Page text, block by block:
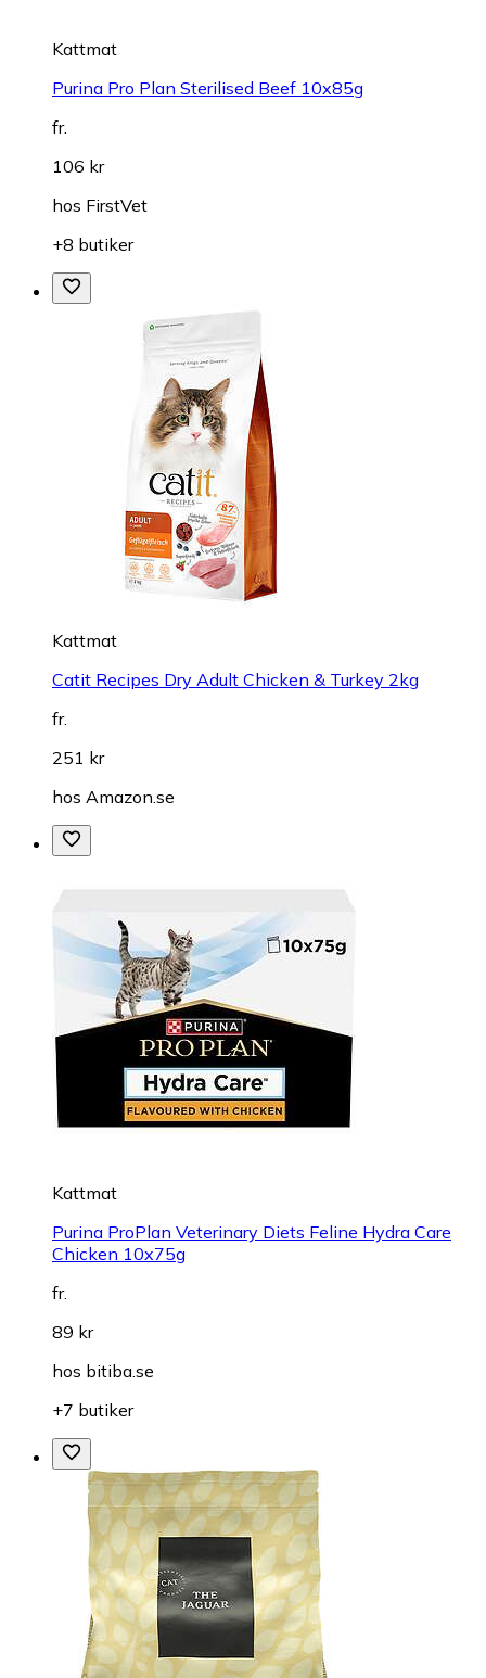
Kattmat
Purina Pro Plan Sterilised Beef 10x85g
fr.
106 kr
hos FirstVet
+8 butiker
Kattmat
Catit Recipes Dry Adult Chicken & Turkey 2kg
fr.
251 kr
hos Amazon.se
Kattmat
Purina ProPlan Veterinary Diets Feline Hydra Care
Chicken 10x75g
fr.
89 kr
hos bitiba.se
+7 butiker